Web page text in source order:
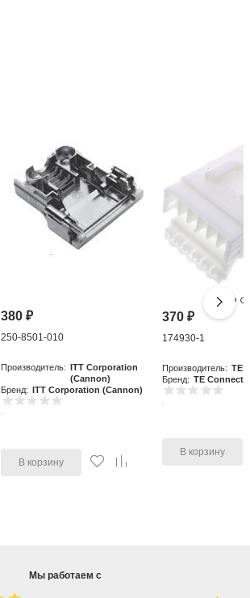
380₽
250-8501-010
Производитель: ITT Corporation
(Cannon)
Бренд: ITT Corporation (Cannon)
В корзину
370₽
174930-1
Производитель: TE
Бренд: TE
В корзину
Мы работаем с